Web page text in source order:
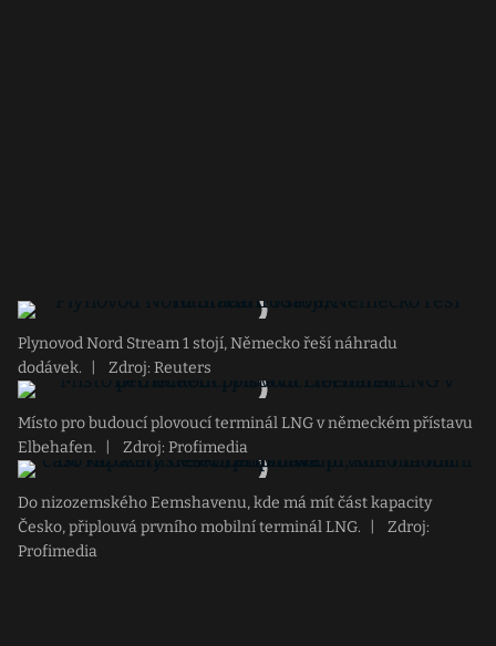
Plynovod Nord Stream 1 stojí, Německo řeší náhradu
dodávek.
Zdroj: Reuters
Místo pro budoucí plovoucí terminál LNG v německém přístavu
Elbehafen.
Zdroj: Profimedia
Do nizozemského Eemshavenu, kde má mít část kapacity
Česko, připlouvá prvního mobilní terminál LNG.
Zdroj:
Profimedia